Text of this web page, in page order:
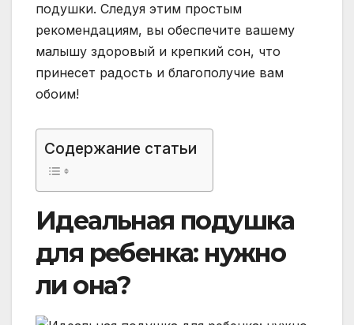
подушки. Следуя этим простым
рекомендациям, вы обеспечите вашему
малышу здоровый и крепкий сон, что
принесет радость и благополучие вам
обоим!
Содержание статьи
Идеальная подушка
для ребенка: нужно
ли она?